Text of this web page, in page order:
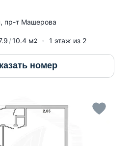
, пр-т Машерова
10.4 м2 1 этаж из 2
номер